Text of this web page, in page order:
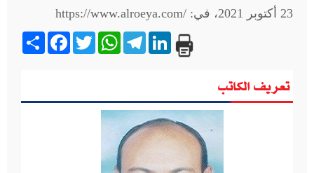
23 أكتوبر 2021، في:
https://www.alroeya.com/
Share
FacebookTwitter
WhatsApp
Telegram
LinkedIn
تعريف الكاتب